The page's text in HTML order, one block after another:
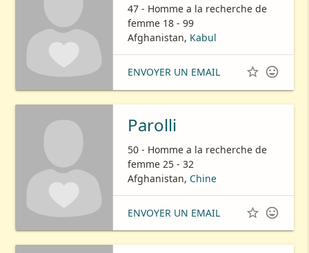
47 - Homme a la recherche de
femme 18 - 99
Afghanistan, Kabul
ENVOYER UN EMAIL  
Parolli
50 - Homme a la recherche de
femme 25 - 32
Afghanistan, Chine
ENVOYER UN EMAIL  